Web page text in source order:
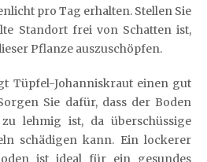
pro Tag erhalten. Stellen Sie
Standort frei von Schatten ist,
Pflanze auszuschöpfen.
Tüpfel-Johanniskraut einen gut
Sie dafür, dass der Boden
lehmig ist, da überschüssige
schädigen kann. Ein lockerer
ist ideal für ein gesundes